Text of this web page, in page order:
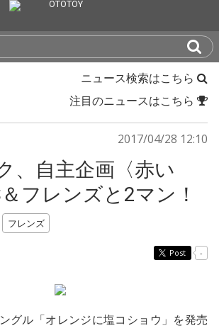
ニュース検索はこちら
注目のニュースはこちら
2017/04/28 12:10
、自主企画〈赤い
フレンズと2マン！
フレンズ
Post -
グル「オレンジに塩コショウ」を発売